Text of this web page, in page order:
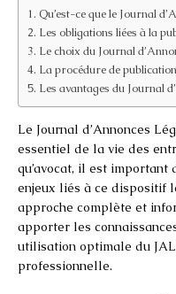
Qu’est-ce que le Journal
Les obligations liées à la
Le choix du Journal
La procédure de
Les avantages du Journal
Le Journal d’Annonces
essentiel de la vie des
qu’avocat, il est
enjeux liés à ce dispositif
approche complète et
apporter les
utilisation optimale du
professionnelle.